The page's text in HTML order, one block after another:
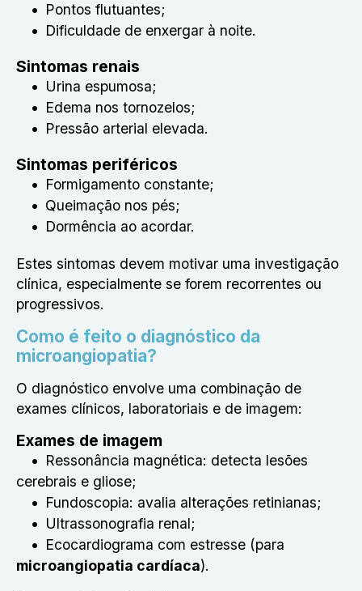
Pontos flutuantes;
Dificuldade de enxergar à noite.
Sintomas renais
Urina espumosa;
Edema nos tornozelos;
Pressão arterial elevada.
Sintomas periféricos
Formigamento constante;
Queimação nos pés;
Dormência ao acordar.
Estes sintomas devem motivar uma investigação
clínica, especialmente se forem recorrentes ou
progressivos.
Como é feito o diagnóstico da
microangiopatia?
O diagnóstico envolve uma combinação de
exames clínicos, laboratoriais e de imagem:
Exames de imagem
Ressonância magnética: detecta lesões
cerebrais e gliose;
Fundoscopia: avalia alterações retinianas;
Ultrassonografia renal;
Ecocardiograma com estresse (para
microangiopatia cardíaca).